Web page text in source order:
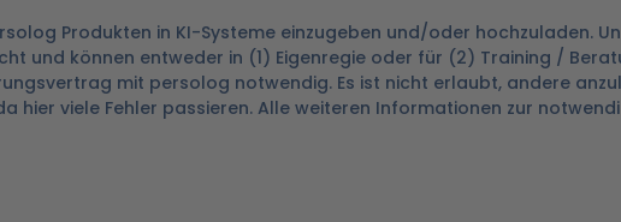
Produkten in KI-Systeme einzugeben und/oder hochzuladen.
und können entweder in (1) Eigenregie oder für (2) Training /
mit persolog notwendig. Es ist nicht erlaubt, andere
hier viele Fehler passieren. Alle weiteren Informationen zur